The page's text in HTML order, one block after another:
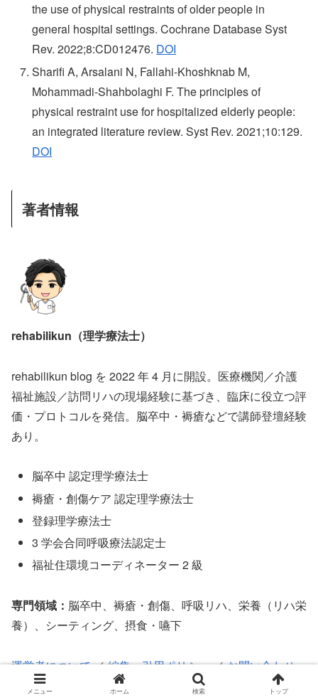
the use of physical restraints of older people in
general hospital settings. Cochrane Database Syst
Rev. 2022;8:CD012476. DOI
Sharifi A, Arsalani N, Fallahi-Khoshknab M,
Mohammadi-Shahbolaghi F. The principles of
physical restraint use for hospitalized elderly people:
an integrated literature review. Syst Rev. 2021;10:129.
DOI
著者情報
rehabilikun（理学療法士）
rehabilikun blog を 2022 年 4 月に開設。医療機関／介護
福祉施設／訪問リハの現場経験に基づき、臨床に役立つ評
価・プロトコルを発信。脳卒中・褥瘡などで講師登壇経験
あり。
脳卒中 認定理学療法士
褥瘡・創傷ケア 認定理学療法士
登録理学療法士
3 学会合同呼吸療法認定士
福祉住環境コーディネーター 2 級
専門領域： 脳卒中、褥瘡・創傷、呼吸リハ、栄養（リハ栄
養）、シーティング、摂食・嚥下
運営者について／編集・引用ポリシー／お問い合わせ
メニュー ホーム 検索 トップ